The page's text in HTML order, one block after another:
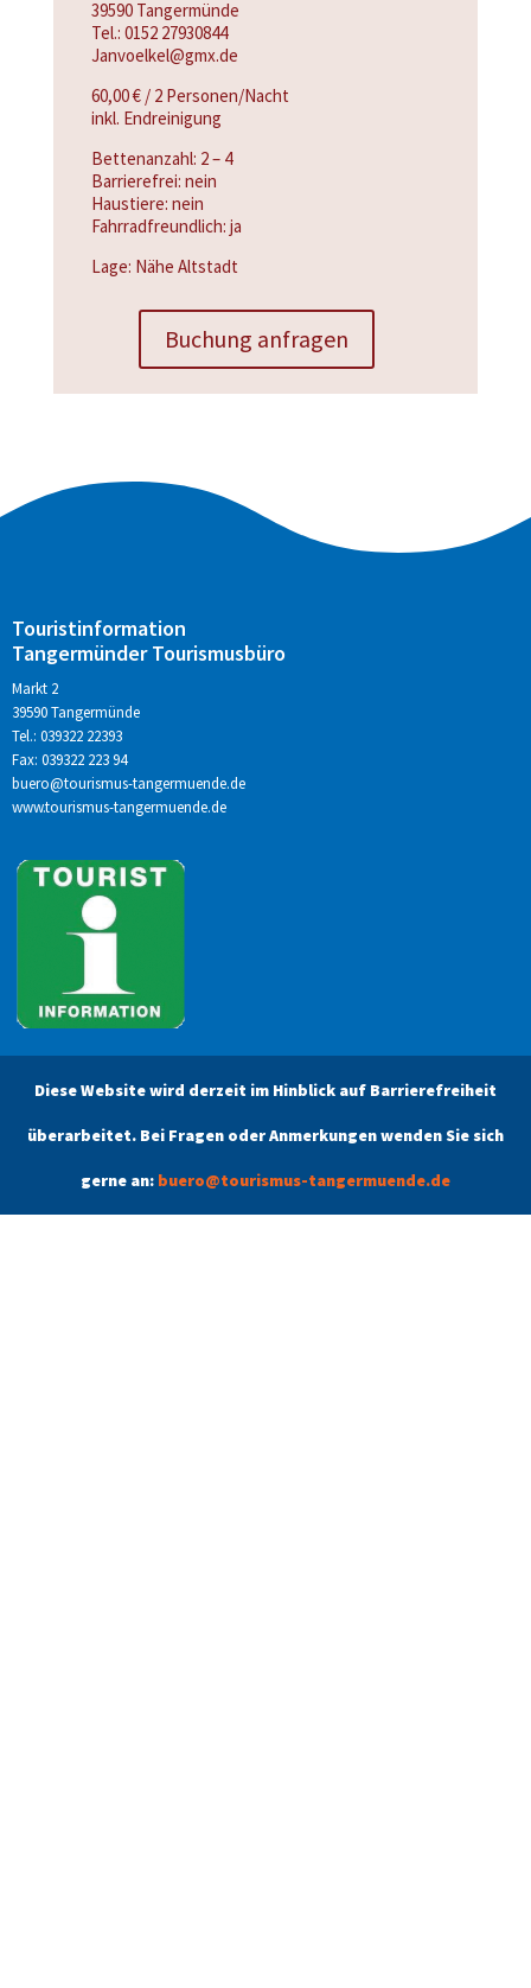
Diese Website wird derzeit im Hinblick auf Barrierefreiheit
überarbeitet. Bei Fragen oder Anmerkungen wenden Sie sich
gerne an: buero@tourismus-tangermuende.de
39590 Tangermünde
Tel.: 0152 27930844
Janvoelkel@gmx.de
60,00 € / 2 Personen/Nacht
inkl. Endreinigung
Bettenanzahl: 2 – 4
Barrierefrei: nein
Haustiere: nein
Fahrradfreundlich: ja
Lage: Nähe Altstadt
Buchung anfragen
Touristinformation
Tangermünder Tourismusbüro
Markt 2
39590 Tangermünde
Tel.: 039322 22393
Fax: 039322 223 94
buero@tourismus-tangermuende.de
www.tourismus-tangermuende.de
Öffnungszeiten
Unsere aktuellen Öffnungszeiten finden Sie unter dem Menüpunkt